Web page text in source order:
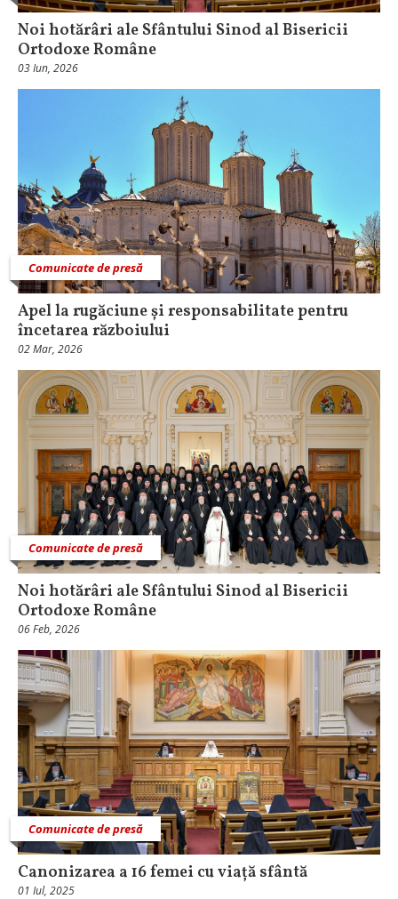
Noi hotărâri ale Sfântului Sinod al Bisericii
Ortodoxe Române
03 Iun, 2026
Comunicate de presă
Apel la rugăciune și responsabilitate pentru
încetarea războiului
02 Mar, 2026
Comunicate de presă
Noi hotărâri ale Sfântului Sinod al Bisericii
Ortodoxe Române
06 Feb, 2026
Comunicate de presă
Canonizarea a 16 femei cu viață sfântă
01 Iul, 2025